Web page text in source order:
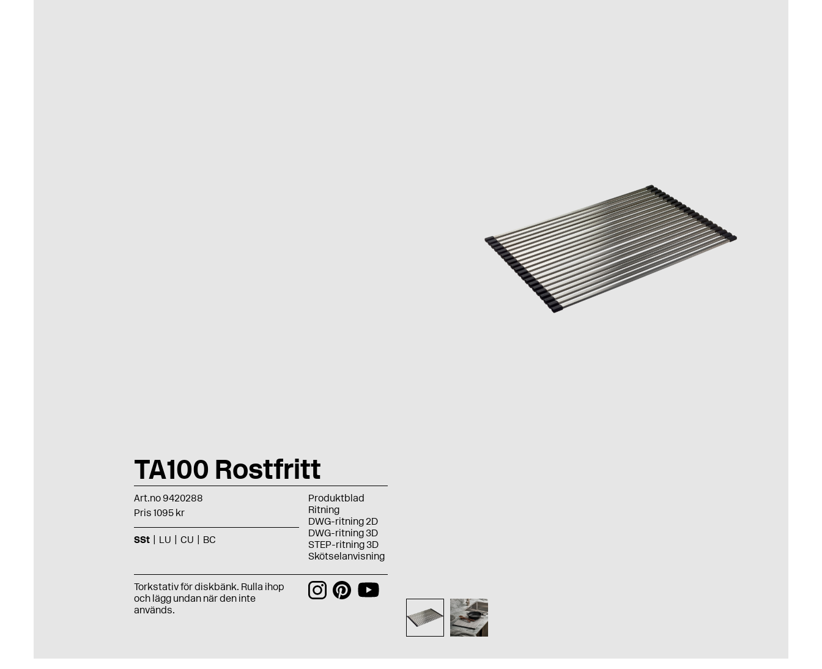
TA100 Rostfritt
Art.no 9420288
Pris 1095 kr
SSt LU CU BC
Produktblad
Ritning
DWG-ritning 2D
DWG-ritning 3D
STEP-ritning 3D
Skötselanvisning
Torkstativ för diskbänk. Rulla ihop
och lägg undan när den inte
används.